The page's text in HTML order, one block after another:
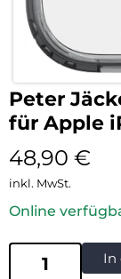
Peter
für Apple
48,90 €
inkl. MwSt.
Online
In